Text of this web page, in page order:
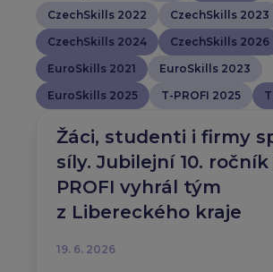
CzechSkills 2022
CzechSkills 2023
CzechSkills 2024
CzechSkills 2026
EuroSkills 2021
EuroSkills 2023
EuroSkills 2025
T-PROFI 2025
Žáci, studenti i firmy
síly. Jubilejní 10. ročník
PROFI vyhrál tým
z Libereckého kraje
19. 6. 2026